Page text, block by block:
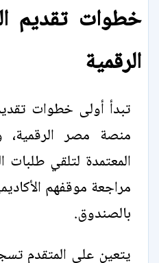
خطوات تقديم
الرقمية
تبدأ أولى خطوات
منصة مصر الرقمية،
المعتمدة لتلقي طلبات
مراجعة موقفهم
بالصندوق.
يتعين على المتقدم